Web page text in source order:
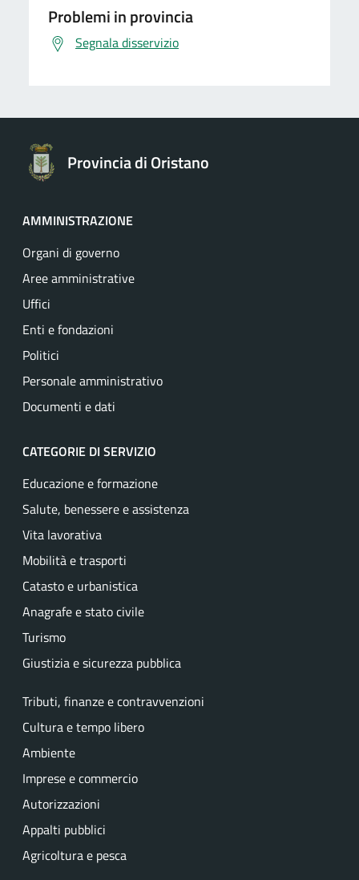
Problemi in provincia
Segnala disservizio
Provincia di Oristano
AMMINISTRAZIONE
Organi di governo
Aree amministrative
Uffici
Enti e fondazioni
Politici
Personale amministrativo
Documenti e dati
CATEGORIE DI SERVIZIO
Educazione e formazione
Salute, benessere e assistenza
Vita lavorativa
Mobilità e trasporti
Catasto e urbanistica
Anagrafe e stato civile
Turismo
Giustizia e sicurezza pubblica
Tributi, finanze e contravvenzioni
Cultura e tempo libero
Ambiente
Imprese e commercio
Autorizzazioni
Appalti pubblici
Agricoltura e pesca